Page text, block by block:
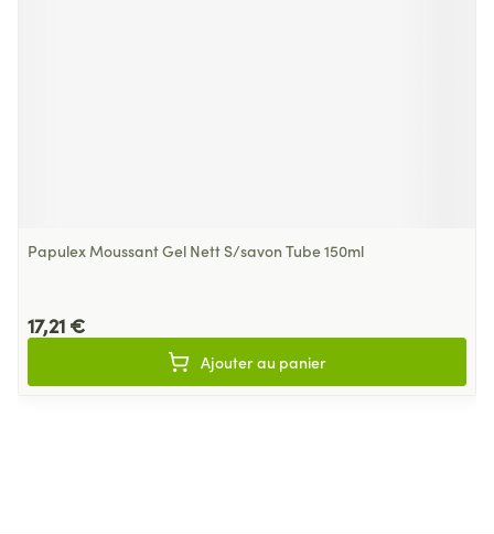
Papulex Moussant Gel Nett S/savon Tube 150ml
17,21 €
Ajouter au panier